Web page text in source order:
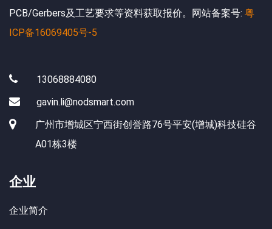
PCB/Gerbers及工艺要求等资料获取报价。网站备案号: 粤
ICP备16069405号-5
13068884080
gavin.li@nodsmart.com
广州市增城区宁西街创誉路76号平安(增城)科技硅谷
A01栋3楼
企业
企业简介